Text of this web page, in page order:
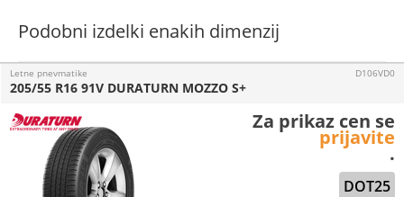
Podobni izdelki enakih dimenzij
Letne pnevmatike
DOT25
205/55 R16 91V DURATURN MOZZO S+
D106VD0
Za prikaz cen se
prijavite
.